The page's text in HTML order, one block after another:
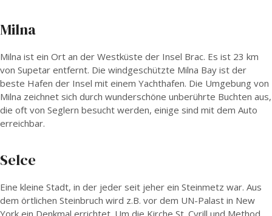
Milna
Milna ist ein Ort an der Westküste der Insel Brac. Es ist 23 km
von Supetar entfernt. Die windgeschützte Milna Bay ist der
beste Hafen der Insel mit einem Yachthafen. Die Umgebung von
Milna zeichnet sich durch wunderschöne unberührte Buchten aus,
die oft von Seglern besucht werden, einige sind mit dem Auto
erreichbar.
Selce
Eine kleine Stadt, in der jeder seit jeher ein Steinmetz war. Aus
dem örtlichen Steinbruch wird z.B. vor dem UN-Palast in New